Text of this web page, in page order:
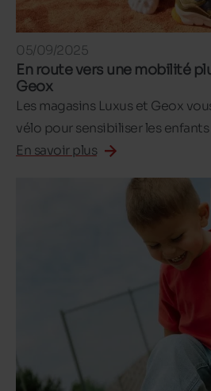
05/09/2025
En route vers une mobilité
Geox
Les magasins Luxus et Geox
vélo pour sensibiliser les
En savoir plus